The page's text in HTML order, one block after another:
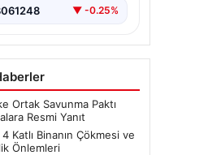
▼ -0.25%
Ortak Savunma Paktı
Resmi Yanıt
Katlı Binanın Çökmesi ve
Önlemleri